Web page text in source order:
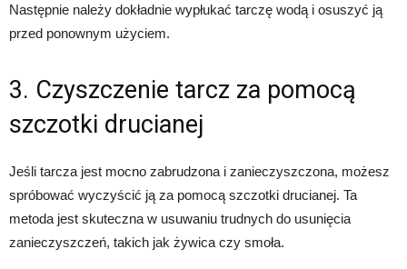
Następnie należy dokładnie wypłukać tarczę wodą i osuszyć ją
przed ponownym użyciem.
3. Czyszczenie tarcz za pomocą
szczotki drucianej
Jeśli tarcza jest mocno zabrudzona i zanieczyszczona, możesz
spróbować wyczyścić ją za pomocą szczotki drucianej. Ta
metoda jest skuteczna w usuwaniu trudnych do usunięcia
zanieczyszczeń, takich jak żywica czy smoła.